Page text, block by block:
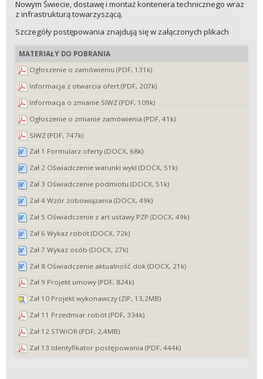
Nowym Świecie, dostawę i montaż kontenera technicznego wraz
z infrastrukturą towarzyszącą.
Szczegóły postępowania znajdują się w załączonych plikach
MATERIAŁY DO POBRANIA
Ogłoszenie o zamówieniu (PDF, 131k)
Informacja z otwarcia ofert (PDF, 207k)
Informacja o zmianie SIWZ (PDF, 109k)
Ogłoszenie o zmianie zamówienia (PDF, 41k)
SIWZ (PDF, 747k)
Zał 1 Formularz oferty (DOCX, 68k)
Zał 2 Oświadczenie warunki wykl (DOCX, 51k)
Zał 3 Oświadczenie podmiotu (DOCX, 51k)
Zał 4 Wzór zobowiązania (DOCX, 49k)
Zał 5 Oświadczenie z art ustawy PZP (DOCX, 49k)
Zał 6 Wykaz robót (DOCX, 72k)
Zał 7 Wykaz osób (DOCX, 27k)
Zał 8 Oświadczenie aktualność dok (DOCX, 21k)
Zał 9 Projekt umowy (PDF, 824k)
Zał 10 Projekt wykonawczy (ZIP, 13,2MB)
Zał 11 Przedmiar robót (PDF, 334k)
Zał 12 STWiOR (PDF, 2,4MB)
Zał 13 Identyfikator postępowania (PDF, 444k)